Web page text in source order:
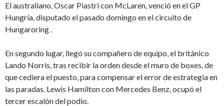
El australiano, Oscar Piastri con McLaren, venció en el GP
Hungría, disputado el pasado domingo en el circuito de
Hungaroring .
En segundo lugar, llegó su compañero de equipo, el británico
Lando Norris, tras recibir la orden desde el muro de boxes, de
que cediera el puesto, para compensar el error de estrategia en
las paradas. Lewis Hamilton con Mercedes Benz, ocupó el
tercer escalón del podio.